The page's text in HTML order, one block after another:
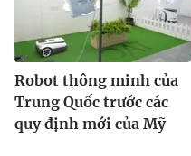
Robot thông minh của
Trung Quốc trước các
quy định mới của Mỹ